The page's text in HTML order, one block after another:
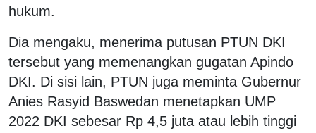
hukum.
Dia mengaku, menerima putusan PTUN DKI
tersebut yang memenangkan gugatan Apindo
DKI. Di sisi lain, PTUN juga meminta Gubernur
Anies Rasyid Baswedan menetapkan UMP
2022 DKI sebesar Rp 4,5 juta atau lebih tinggi